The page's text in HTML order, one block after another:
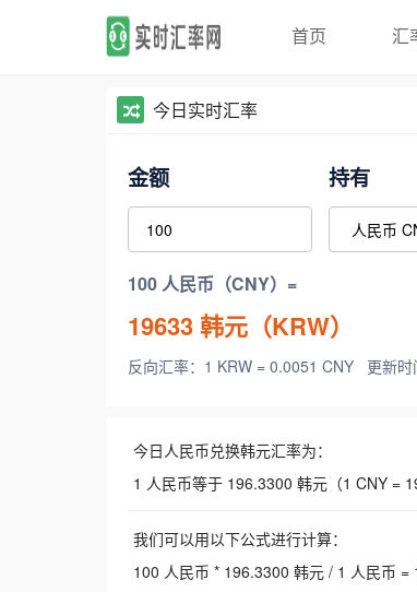
首页 汇
今日实时汇率
金额 持有
100 人民币（CNY）=
19633韩元（KRW）
反向汇率：1 KRW = 0.0051 CNY 更新
今日人民币兑换韩元汇率为：
1 人民币等于 196.3300 韩元（1 CNY =
我们可以用以下公式进行计算：
100 人民币 * 196.3300 韩元 / 1 人民币 =